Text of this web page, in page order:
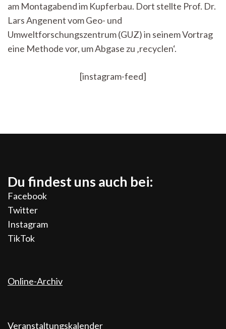
am Montagabend im Kupferbau. Dort stellte Prof. Dr.
Lars Angenent vom Geo- und
Umweltforschungszentrum (GUZ) in seinem Vortrag
eine Methode vor, um Abgase zu ‚recyclen‘.
[instagram-feed]
Du findest uns auch bei:
Facebook
Twitter
Instagram
TikTok
Online-Archiv
Veranstaltungskalender